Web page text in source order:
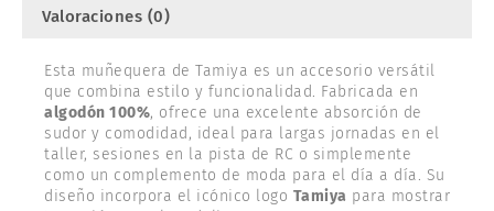
Valoraciones (0)
Esta muñequera de Tamiya es un accesorio versátil
que combina estilo y funcionalidad. Fabricada en
algodón 100%, ofrece una excelente absorción de
sudor y comodidad, ideal para largas jornadas en el
taller, sesiones en la pista de RC o simplemente
como un complemento de moda para el día a día. Su
diseño incorpora el icónico logo Tamiya para mostrar